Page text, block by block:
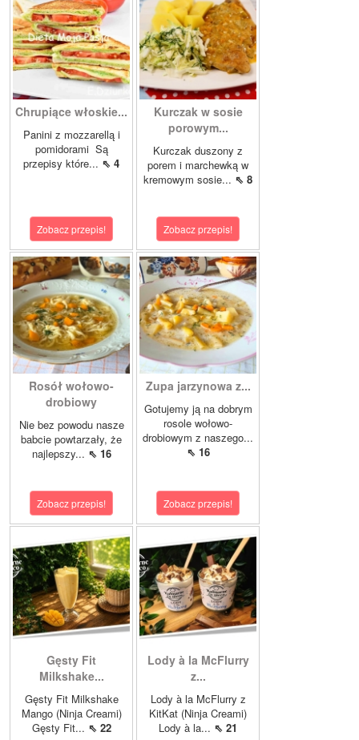
Chrupiące włoskie...
Panini z mozzarellą i
pomidorami Są
przepisy które... ⇖ 4
Zobacz przepis!
Kurczak w sosie
porowym...
Kurczak duszony z
porem i marchewką w
kremowym sosie... ⇖ 8
Zobacz przepis!
Rosół wołowo-
drobiowy
Nie bez powodu nasze
babcie powtarzały, że
najlepszy... ⇖ 16
Zobacz przepis!
Zupa jarzynowa z...
Gotujemy ją na dobrym
rosole wołowo-
drobiowym z naszego...
⇖ 16
Zobacz przepis!
Gęsty Fit
Milkshake...
Gęsty Fit Milkshake
Mango (Ninja Creami)
Gęsty Fit... ⇖ 22
Lody à la McFlurry
z...
Lody à la McFlurry z
KitKat (Ninja Creami)
Lody à la... ⇖ 21